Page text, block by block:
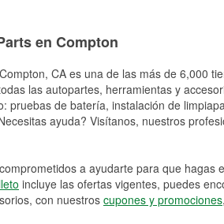
en Compton
Compton, CA es una de las más de 6,000
las autopartes, herramientas y
pruebas de batería, instalación de
ayuda? Visítanos, nuestros
a ayudarte para que hagas
incluye las ofertas vigentes, puedes
con nuestros cupones y promociones,